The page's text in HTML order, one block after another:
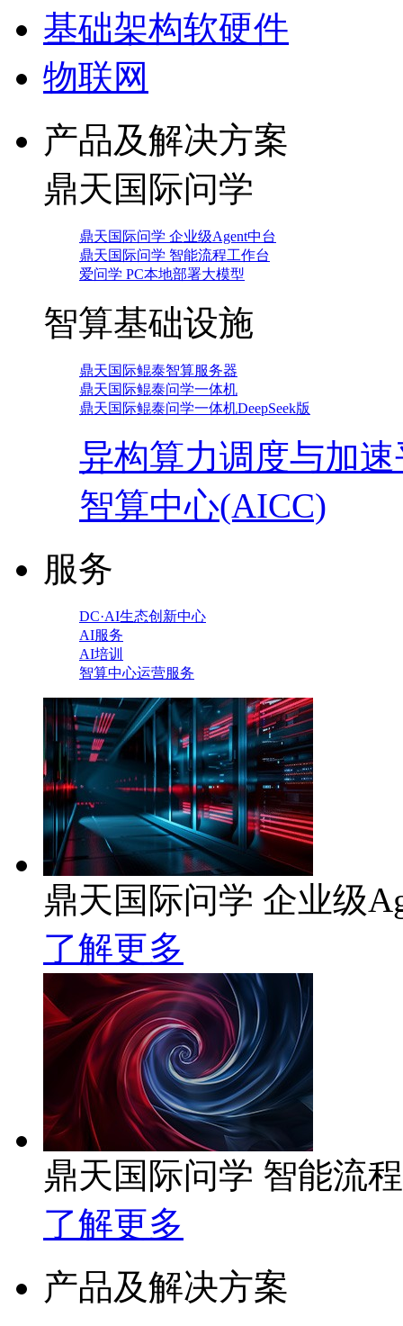
基础架构软硬件
物联网
产品及解决方案
鼎天国际问学
鼎天国际问学 企业级Agent中台
鼎天国际问学 智能流程工作台
爱问学 PC本地部署大模型
智算基础设施
鼎天国际鲲泰智算服务器
鼎天国际鲲泰问学一体机
鼎天国际鲲泰问学一体机DeepSeek版
异构算力调度与加
智算中心(AICC)
服务
DC·AI生态创新中心
AI服务
AI培训
智算中心运营服务
鼎天国际问学 企业级
了解更多
鼎天国际问学 智能流
了解更多
产品及解决方案